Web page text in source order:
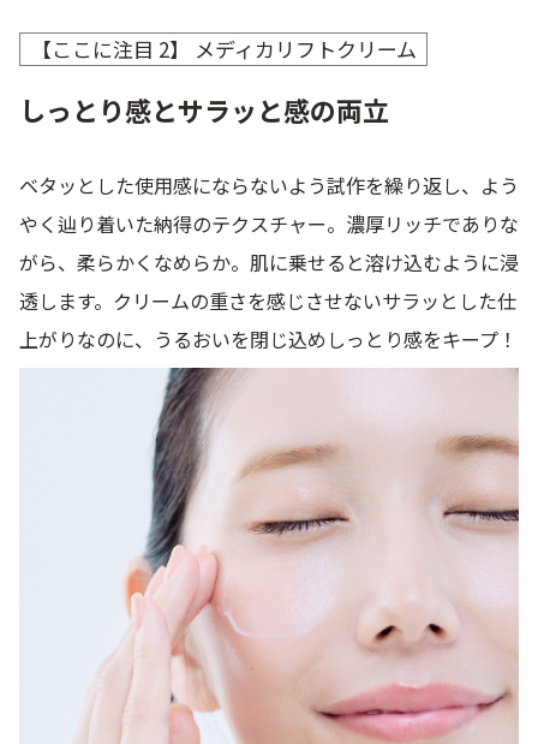
【ここに注目 2】 メディカリフトクリーム
しっとり感とサラッと感の両立
ベタッとした使用感にならないよう試作を繰り返し、よう
やく辿り着いた納得のテクスチャー。濃厚リッチでありな
がら、柔らかくなめらか。肌に乗せると溶け込むように浸
透します。クリームの重さを感じさせないサラッとした仕
上がりなのに、うるおいを閉じ込めしっとり感をキープ！